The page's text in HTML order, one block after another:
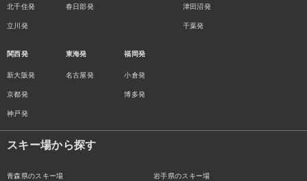
北千住発
立川発
春日部発 津田沼発
千葉発
関西発
新大阪発
京都発
神戸発
東海発
名古屋発
福岡発
小倉発
博多発
スキー場から探す
青森県のスキー場 岩手県のスキー場